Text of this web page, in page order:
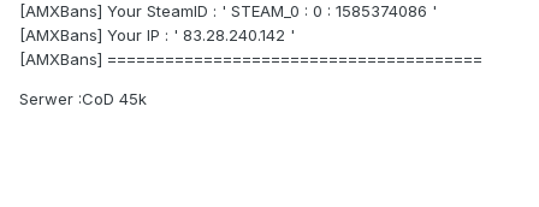
[AMXBans] Your SteamID : ' STEAM_0 : 0 : 1585374086 '
[AMXBans] Your IP : ' 83.28.240.142 '
[AMXBans] =======================================
Serwer :CoD 45k